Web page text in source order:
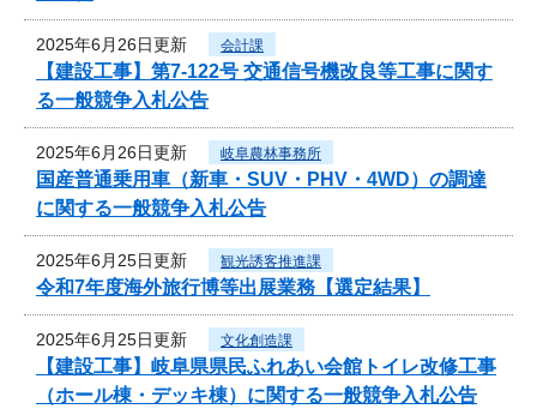
2025年6月26日更新 会計課
【建設工事】第7-122号 交通信号機改良等工事に関す
る一般競争入札公告
2025年6月26日更新 岐阜農林事務所
国産普通乗用車（新車・SUV・PHV・4WD）の調達
に関する一般競争入札公告
2025年6月25日更新 観光誘客推進課
令和7年度海外旅行博等出展業務【選定結果】
2025年6月25日更新 文化創造課
【建設工事】岐阜県県民ふれあい会館トイレ改修工事
（ホール棟・デッキ棟）に関する一般競争入札公告